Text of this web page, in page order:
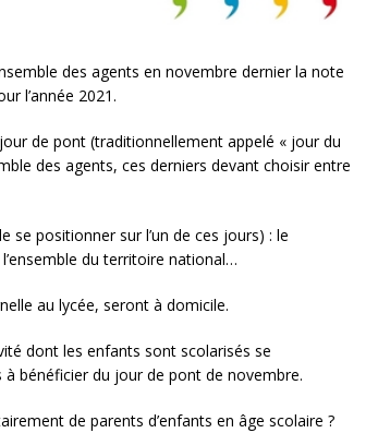
des agents en novembre dernier la note
l’année 2021.
de pont (traditionnellement appelé « jour du
des agents, ces derniers devant choisir entre
se positionner sur l’un de ces jours) : le
du territoire national…
au lycée, seront à domicile.
dont les enfants sont scolarisés se
bénéficier du jour de pont de novembre.
de parents d’enfants en âge scolaire ?